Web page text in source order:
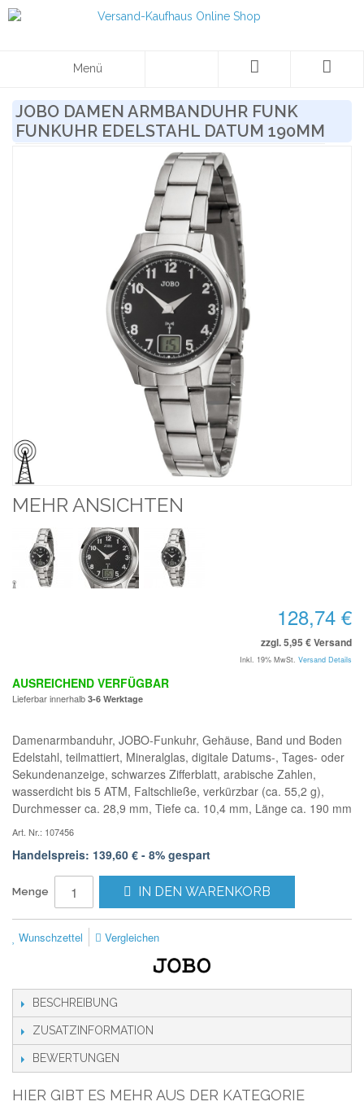
Menü
JOBO DAMEN ARMBANDUHR FUNK
FUNKUHR EDELSTAHL DATUM 190MM
MEHR ANSICHTEN
128,74 €
zzgl. 5,95 € Versand
Inkl. 19% MwSt. Versand Details
AUSREICHEND VERFÜGBAR
Lieferbar innerhalb 3-6 Werktage
Damenarmbanduhr, JOBO-Funkuhr, Gehäuse, Band und Boden
Edelstahl, teilmattiert, Mineralglas, digitale Datums-, Tages- oder
Sekundenanzeige, schwarzes Zifferblatt, arabische Zahlen,
wasserdicht bis 5 ATM, Faltschließe, verkürzbar (ca. 55,2 g),
Durchmesser ca. 28,9 mm, Tiefe ca. 10,4 mm, Länge ca. 190 mm
Art. Nr.: 107456
Handelspreis: 139,60 € - 8% gespart
Menge IN DEN WARENKORB
Wunschzettel Vergleichen
BESCHREIBUNG
ZUSATZINFORMATION
BEWERTUNGEN
HIER GIBT ES MEHR AUS DER KATEGORIE